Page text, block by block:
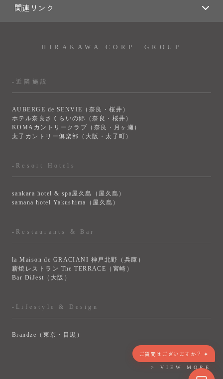
関連リンク
HIRAKAWA CORP. GROUP
-近隣施設
AUBERGE de SENVIE（奈良・桜井）
ホテル奈良さくらいの郷（奈良・桜井）
KOMAカントリークラブ（奈良・月ヶ瀬）
太子カントリー俱楽部（大阪・太子町）
-Resort Hotels
sankara hotel & spa屋久島（屋久島）
samana hotel Yakushima（屋久島）
-Restaurants & Bar
la Maison de GRACIANI 神戸北野（兵庫）
薪焼レストラン The TERRACE（宮崎）
Bar DiJest（大阪）
-Lifestyle & Design
Brandze（東京・目黒）
> VIEW MORE